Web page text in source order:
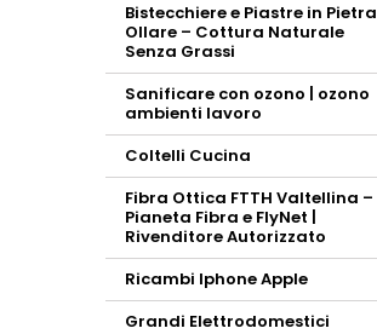
Bistecchiere e Piastre in Pietra
Ollare – Cottura Naturale
Senza Grassi
Sanificare con ozono | ozono
ambienti lavoro
Coltelli Cucina
Fibra Ottica FTTH Valtellina –
Pianeta Fibra e FlyNet |
Rivenditore Autorizzato
Ricambi Iphone Apple
Grandi Elettrodomestici